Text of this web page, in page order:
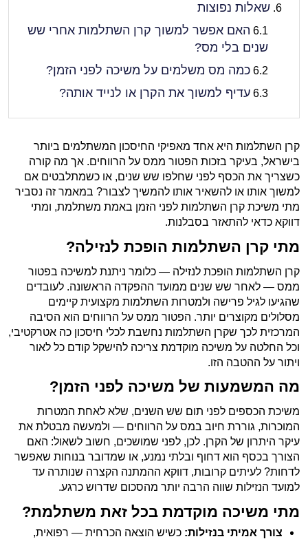
שאלות נפוצות
האם אפשר למשוך קרן השתלמות אחרי שש
שנים בלי מס?
כמה מס משלמים על משיכה לפני הזמן?
עדיף למשוך את הקרן או לנייד אותה?
קרן השתלמות היא אחד מאפיקי החיסכון המשתלמים ביותר
בישראל, בעיקר בזכות הפטור ממס על הרווחים. אך מה קורה
כשצריך את הכסף לפני שחלפו שש שנים, או כשמתלבטים אם
למשוך אותו או להשאיר אותו להמשיך לצבור? במאמר זה נסביר
מתי משיכת קרן השתלמות לפני הזמן באמת משתלמת, ומתי
דווקא כדאי להתאזר בסבלנות.
מתי קרן השתלמות הופכת לנזילה?
קרן השתלמות הופכת לנזילה — כלומר ניתנת למשיכה בפטור
ממס — לאחר שש שנים ממועד ההפקדה הראשונה. לעובדים
שהגיעו לגיל פרישה ולמטרות השתלמות מקצועית קיימים
מסלולים מקוצרים יותר. הפטור ממס על הרווחים הוא הסיבה
המרכזית לכך שקרן השתלמות נחשבת לכלי חיסכון כה אטרקטיבי,
וכל החלטה על משיכה מוקדמת צריכה להישקל קודם כל לאור
ויתור על ההטבה הזו.
מה המשמעות של משיכה לפני הזמן?
משיכת הכספים לפני תום שש השנים, שלא לאחת המטרות
המוכרות, גוררת חיוב במס על הרווחים — ולמעשה מבטלת את
עיקר היתרון של הקרן. לכן, לפני שמושכים, חשוב לשאול: האם
הצורך בכסף הוא דחוף ובלתי נמנע, או שמדובר בנוחות שאפשר
לדחות? לעיתים קרובות, דווקא ההמתנה הקצרה שנותרה עד
למועד הנזילות שווה הרבה יותר מהסכום שדרוש כרגע.
מתי משיכה מוקדמת בכל זאת משתלמת?
צורך אמיתי בנזילות: כשיש הוצאה הכרחית — רפואית,